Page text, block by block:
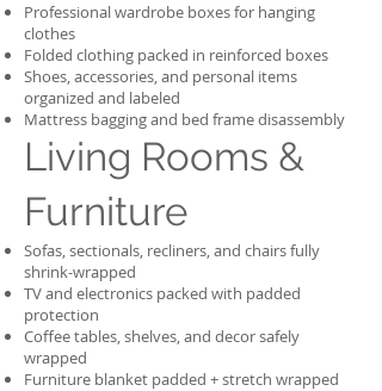
Professional wardrobe boxes for hanging
clothes
Folded clothing packed in reinforced boxes
Shoes, accessories, and personal items
organized and labeled
Mattress bagging and bed frame disassembly
Living Rooms &
Furniture
Sofas, sectionals, recliners, and chairs fully
shrink-wrapped
TV and electronics packed with padded
protection
Coffee tables, shelves, and decor safely
wrapped
Furniture blanket padded + stretch wrapped